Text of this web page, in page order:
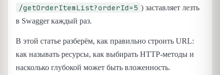
/getOrderItemList?orderId=5 ) заставляет лезть
в Swagger каждый раз.
В этой статье разберём, как правильно строить URL:
как называть ресурсы, как выбирать HTTP-методы и
насколько глубокой может быть вложенность.